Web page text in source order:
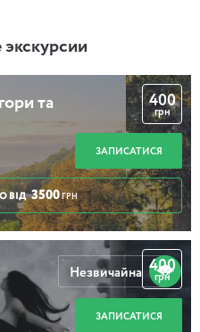
та
400
грн
ЗАПИСАТИСЯ
ВІД 3500 ГРН
400
грн
ЗАПИСАТИСЯ
Незвичайна